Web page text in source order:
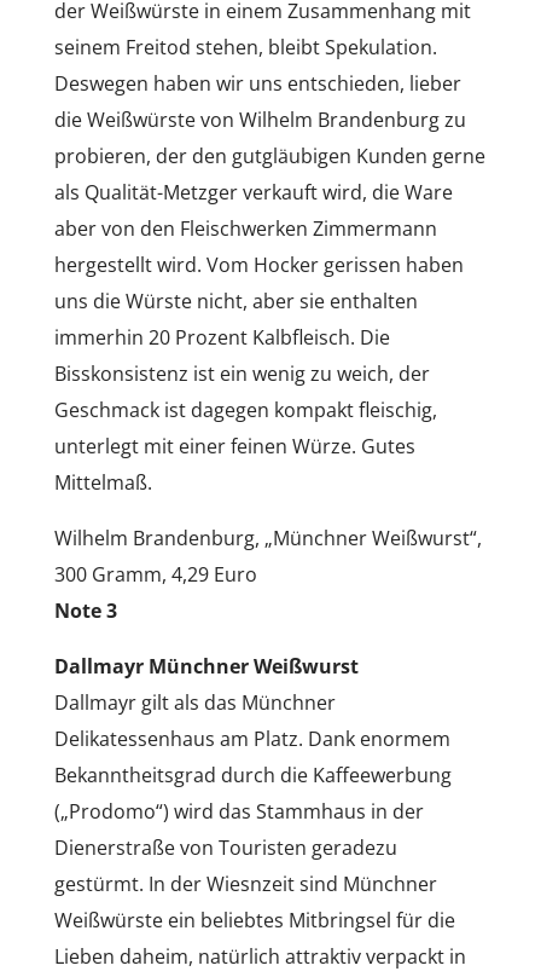
der Weißwürste in einem Zusammenhang mit
seinem Freitod stehen, bleibt Spekulation.
Deswegen haben wir uns entschieden, lieber
die Weißwürste von Wilhelm Brandenburg zu
probieren, der den gutgläubigen Kunden gerne
als Qualität-Metzger verkauft wird, die Ware
aber von den Fleischwerken Zimmermann
hergestellt wird. Vom Hocker gerissen haben
uns die Würste nicht, aber sie enthalten
immerhin 20 Prozent Kalbfleisch. Die
Bisskonsistenz ist ein wenig zu weich, der
Geschmack ist dagegen kompakt fleischig,
unterlegt mit einer feinen Würze. Gutes
Mittelmaß.
Wilhelm Brandenburg, „Münchner Weißwurst“,
300 Gramm, 4,29 Euro
Note 3
Dallmayr Münchner Weißwurst
Dallmayr gilt als das Münchner
Delikatessenhaus am Platz. Dank enormem
Bekanntheitsgrad durch die Kaffeewerbung
(„Prodomo“) wird das Stammhaus in der
Dienerstraße von Touristen geradezu
gestürmt. In der Wiesnzeit sind Münchner
Weißwürste ein beliebtes Mitbringsel für die
Lieben daheim, natürlich attraktiv verpackt in